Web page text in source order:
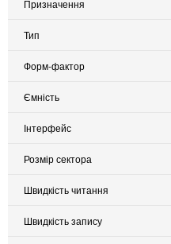
Призначення
Тип
Форм-фактор
Ємність
Інтерфейс
Розмір сектора
Швидкість читання
Швидкість запису